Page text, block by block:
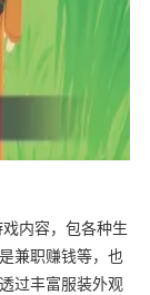
内容，包各种生
兼职赚钱等，也
过丰富服装外观